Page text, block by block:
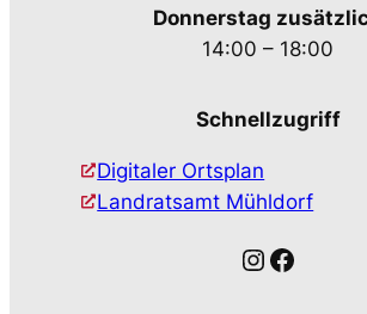
Donnerstag
14:00 – 18:00
Schnellzugriff
Digitaler Ortsplan
Landratsamt Mühldorf
Instagram Facebook